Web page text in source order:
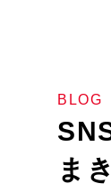
多彩な設備・
スクールイ
レベル別ク
BLOG
ま